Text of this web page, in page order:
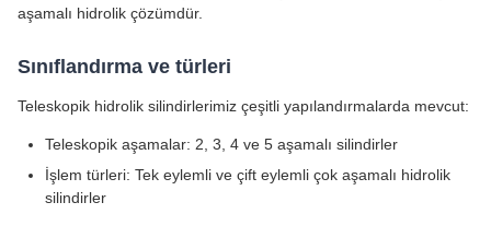
aşamalı hidrolik çözümdür.
Sınıflandırma ve türleri
Teleskopik hidrolik silindirlerimiz çeşitli yapılandırmalarda mevcut:
Teleskopik aşamalar: 2, 3, 4 ve 5 aşamalı silindirler
İşlem türleri: Tek eylemli ve çift eylemli çok aşamalı hidrolik
silindirler